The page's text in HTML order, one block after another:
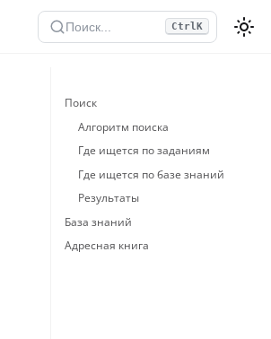
Поиск... CtrlK
Поиск
Алгоритм поиска
Где ищется по заданиям
Где ищется по базе знаний
Результаты
База знаний
Адресная книга